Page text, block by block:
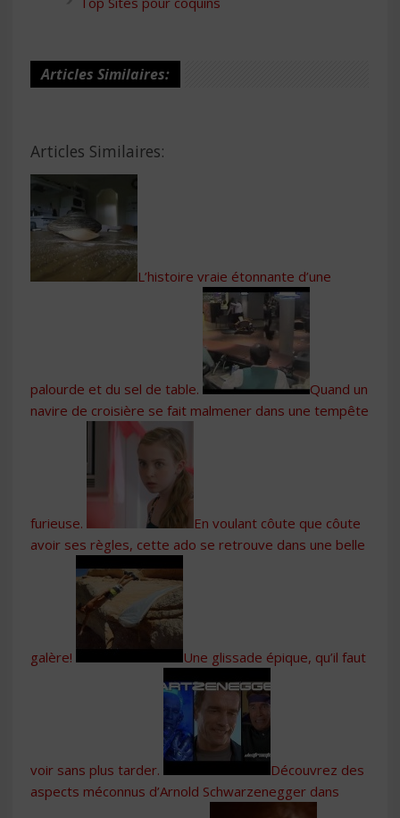
Articles Similaires:
Articles Similaires:
L’histoire vraie étonnante d’une
palourde et du sel de table.
Quand un
navire de croisière se fait malmener dans une tempête
furieuse.
En voulant côute que côute
avoir ses règles, cette ado se retrouve dans une belle
galère! Une glissade épique, qu’il faut
voir sans plus tarder.
Découvrez des
aspects méconnus d’Arnold Schwarzenegger dans